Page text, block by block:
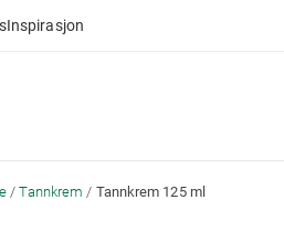
Inspirasjon
Tannkrem Tannkrem 125 ml